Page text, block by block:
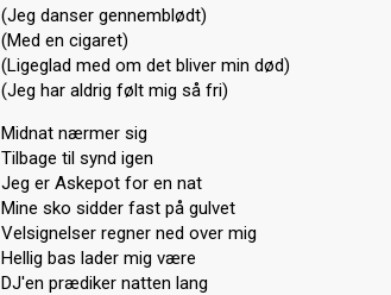
(Jeg danser gennemblødt)
(Med en cigaret)
(Ligeglad med om det bliver min død)
(Jeg har aldrig følt mig så fri)
Midnat nærmer sig
Tilbage til synd igen
Jeg er Askepot for en nat
Mine sko sidder fast på gulvet
Velsignelser regner ned over mig
Hellig bas lader mig være
DJ'en prædiker natten lang